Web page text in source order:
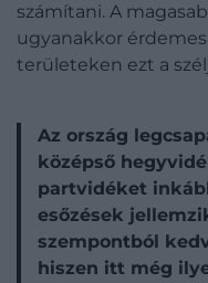
számítani. A
ugyanakkor
területeken ezt a
Az ország
középső
partvidéket
esőzések
szempontból
hiszen itt még